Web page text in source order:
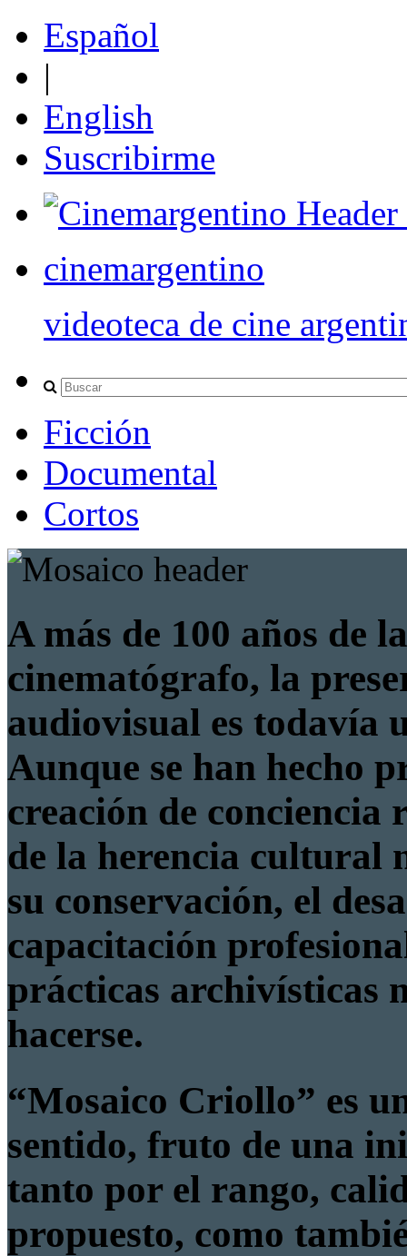
Español
|
English
Suscribirme
cinemargentino
videoteca de cine
Ficción
Documental
Cortos
A más de 100 años de
cinematógrafo, la
audiovisual es todavía
Aunque se han hecho
creación de conciencia
de la herencia cultural
su conservación, el
capacitación
prácticas archivísticas
hacerse.
“Mosaico Criollo” es
sentido, fruto de una
tanto por el rango,
propuesto, como